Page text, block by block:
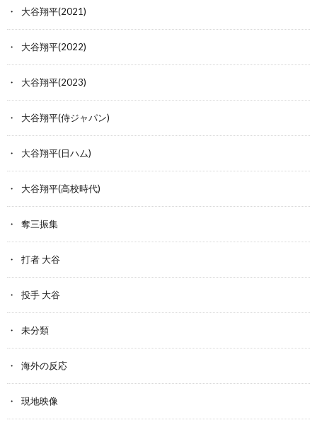
大谷翔平(2021)
大谷翔平(2022)
大谷翔平(2023)
大谷翔平(侍ジャパン)
大谷翔平(日ハム)
大谷翔平(高校時代)
奪三振集
打者 大谷
投手 大谷
未分類
海外の反応
現地映像